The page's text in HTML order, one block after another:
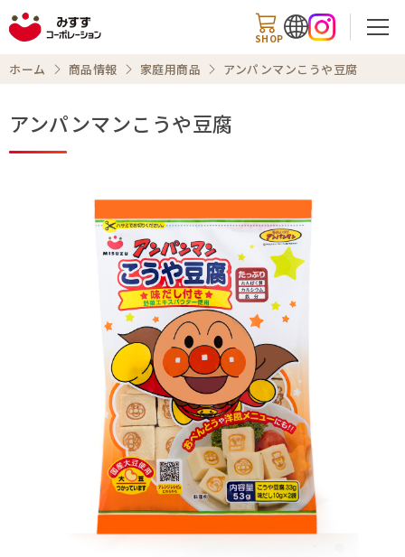
SHOP
お問い合わせ
ホーム 商品情報 家庭用商品 アンパンマンこうや豆腐
アンパンマンこうや豆腐